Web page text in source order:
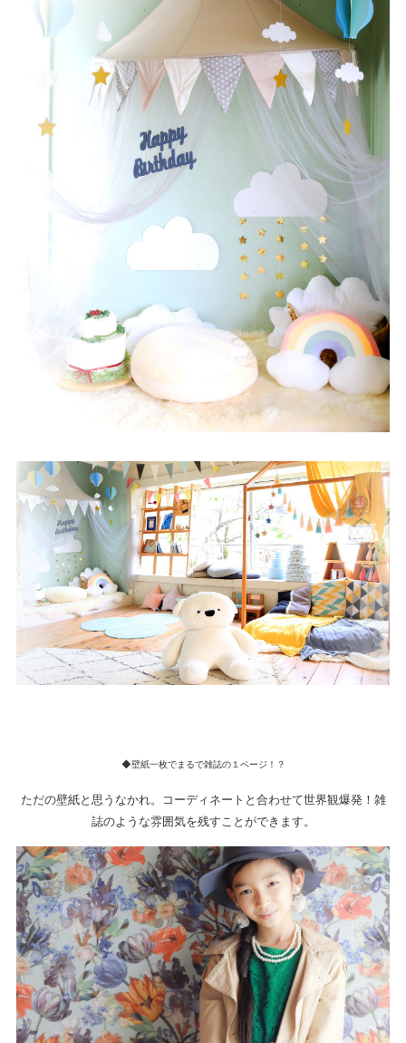
◆壁紙一枚でまるで雑誌の１ページ！？
ただの壁紙と思うなかれ。コーディネートと合わせて世界観爆発！雑
誌のような雰囲気を残すことができます。